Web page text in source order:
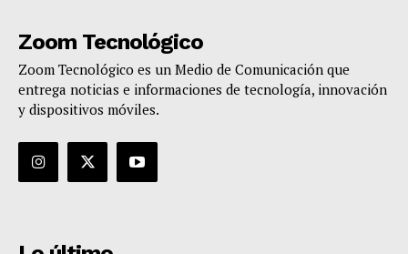
Zoom Tecnológico
Zoom Tecnológico es un Medio de Comunicación que
entrega noticias e informaciones de tecnología, innovación
y dispositivos móviles.